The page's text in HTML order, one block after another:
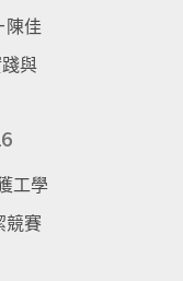
陳佳
與
工學
競賽